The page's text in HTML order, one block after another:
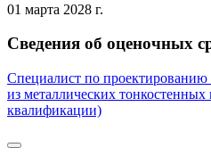
01 марта 2028 г.
Сведения об оценочных
Специалист по проектированию
из металлических
квалификации)